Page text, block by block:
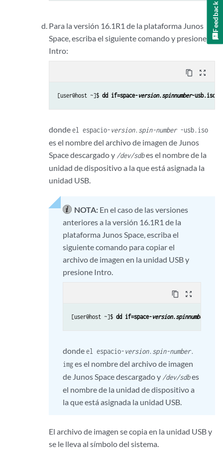
Para la versión 16.1R1 de la plataforma Junos
Space, escriba el siguiente comando y presione
Intro:
content_copy zoom_out_map
[user@host ~]$ dd if=space-version.spinnumber-usb.iso
dondeel espacio-version. spin-number-usb.iso
es el nombre del archivo de imagen de Junos
Space descargado y /dev/sdbes el nombre de la
unidad de dispositivo a la que está asignada la
unidad USB.
NOTA: En el caso de las versiones
anteriores a la versión 16.1R1 de la
plataforma Junos Space, escriba el
siguiente comando para copiar el
archivo de imagen en la unidad USB y
presione Intro.
content_copy zoom_out_map
[user@host ~]$ dd if=space-version.spinnumber
dondeel espacio-version. spin-number.
imges el nombre del archivo de imagen
de Junos Space descargado y /dev/sdbes
el nombre de la unidad de dispositivo a
la que está asignada la unidad USB.
El archivo de imagen se copia en la unidad USB y
se le lleva al símbolo del sistema.
Feedback